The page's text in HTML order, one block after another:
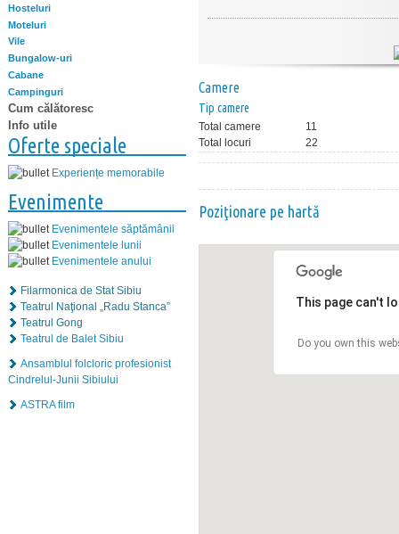
Hosteluri
Moteluri
Vile
Bungalow-uri
Cabane
Campinguri
Cum călătoresc
Info utile
Oferte speciale
Experiențe memorabile
Evenimente
Evenimentele săptămânii
Evenimentele lunii
Evenimentele anului
Filarmonica de Stat Sibiu
Teatrul Naţional „Radu Stanca”
Teatrul Gong
Teatrul de Balet Sibiu
Ansamblul folcloric profesionist
Cindrelul-Junii Sibiului
ASTRA film
Camere
Tip camere
Total camere
11
Total locuri
22
Poziţionare pe hartă
This page can't
Do you own this